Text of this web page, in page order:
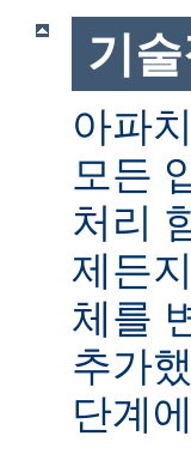
기
아파
모든
처리
제든
체를
추가
단계